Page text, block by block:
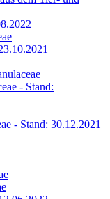
- Stand:
- Stand: 30.12.2021